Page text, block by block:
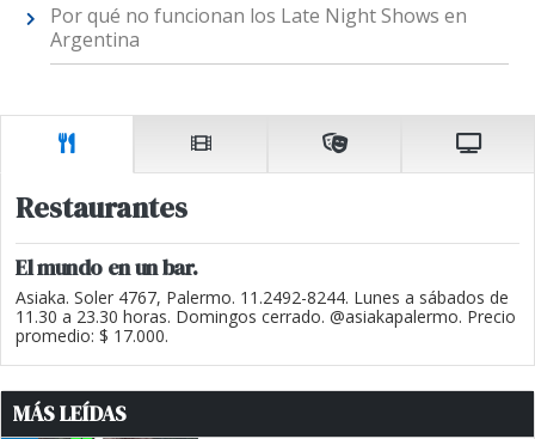
Por qué no funcionan los Late Night Shows en
Argentina
Restaurantes
El mundo en un bar.
Asiaka. Soler 4767, Palermo. 11.2492-8244. Lunes a sábados de
11.30 a 23.30 horas. Domingos cerrado. @asiakapalermo. Precio
promedio: $ 17.000.
MÁS LEÍDAS